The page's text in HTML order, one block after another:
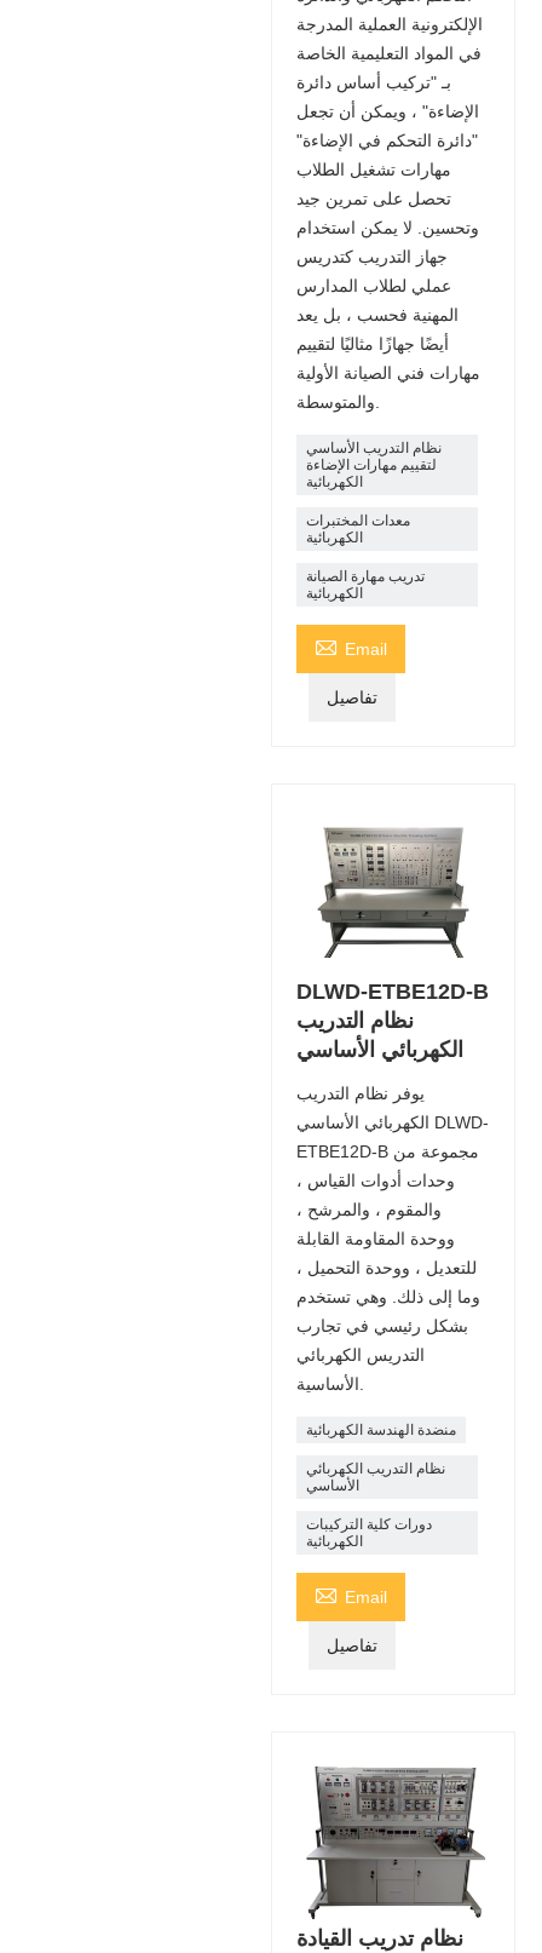
الإلكترونية العملية المدرجة
في المواد التعليمية الخاصة
بـ "تركيب أساس دائرة
الإضاءة" ، ويمكن أن تجعل
"دائرة التحكم في الإضاءة"
مهارات تشغيل الطلاب
تحصل على تمرين جيد
وتحسين. لا يمكن استخدام
جهاز التدريب كتدريس
عملي لطلاب المدارس
المهنية فحسب ، بل يعد
أيضًا جهازًا مثاليًا لتقييم
مهارات فني الصيانة الأولية
والمتوسطة.
نظام التدريب الأساسي
لتقييم مهارات الإضاءة
الكهربائية
معدات المختبرات
الكهربائية
تدريب مهارة الصيانة
الكهربائية
 Email
تفاصيل
DLWD-ETBE12D-B
نظام التدريب
الكهربائي الأساسي
يوفر نظام التدريب
الكهربائي الأساسي DLWD-
ETBE12D-B مجموعة من
وحدات أدوات القياس ،
والمقوم ، والمرشح ،
ووحدة المقاومة القابلة
للتعديل ، ووحدة التحميل ،
وما إلى ذلك. وهي تستخدم
بشكل رئيسي في تجارب
التدريس الكهربائي
منضدة الهندسة الكهربائية
نظام التدريب الكهربائي
الأساسي
دورات كلية التركيبات
الكهربائية
 Email
تفاصيل
نظام تدريب القيادة